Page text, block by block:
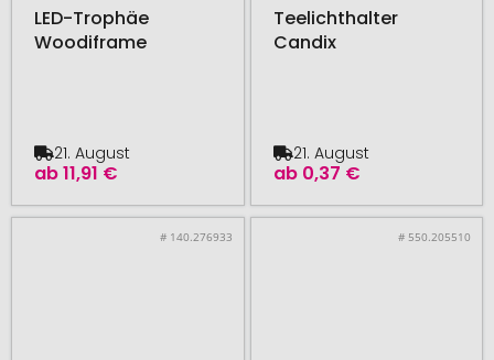
LED-Trophäe
Woodiframe
ab11,91 €
21. August
Teelichthalter
Candix
ab 0,37 €
21. August
# 140.276933 # 550.205510